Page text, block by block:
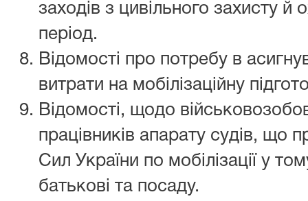
заходів з цивільного захисту
період.
Відомості про потребу в
витрати на мобілізаційну
Відомості, щодо
працівників апарату судів, що
Сил України по мобілізації у
батькові та посаду.